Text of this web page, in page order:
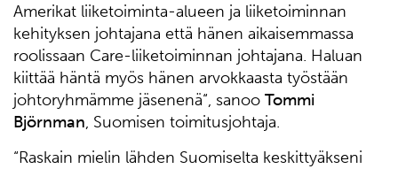
Amerikat liiketoiminta-alueen ja liiketoiminnan
kehityksen johtajana että hänen aikaisemmassa
roolissaan Care-liiketoiminnan johtajana. Haluan
kiittää häntä myös hänen arvokkaasta työstään
johtoryhmämme jäsenenä“, sanoo Tommi
Björnman, Suomisen toimitusjohtaja.
“Raskain mielin lähden Suomiselta keskittyäkseni